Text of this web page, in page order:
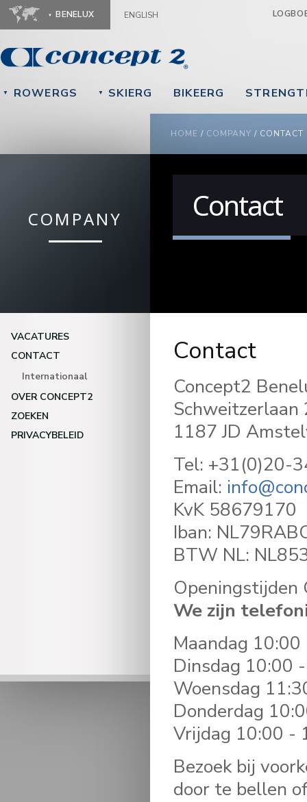
BENELUX ENGLISH
▼ ROWERGS ▼ SKIERG BIKEERG
YOU ARE HERE
HOME / COMPANY / CONTACT
COMPANY
VACATURES
CONTACT
Internationaal
OVER CONCEPT2
ZOEKEN
PRIVACYBELEID
Contact
Contact
Concept2
Schweitzerlaan
1187 JD
Tel: +31(0)20-
Email:
KvK 58679170
Iban:
BTW NL:
Openingstijden
We zijn
Maandag
Dinsdag 10:00
Woensdag
Donderdag
Vrijdag 10:00 -
Bezoek bij
door te bellen